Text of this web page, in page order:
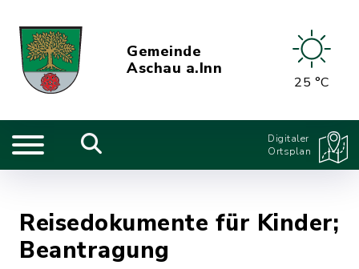
Gemeinde
Aschau a.Inn
25 °C
Digitaler
Ortsplan
Reisedokumente für Kinder;
Beantragung